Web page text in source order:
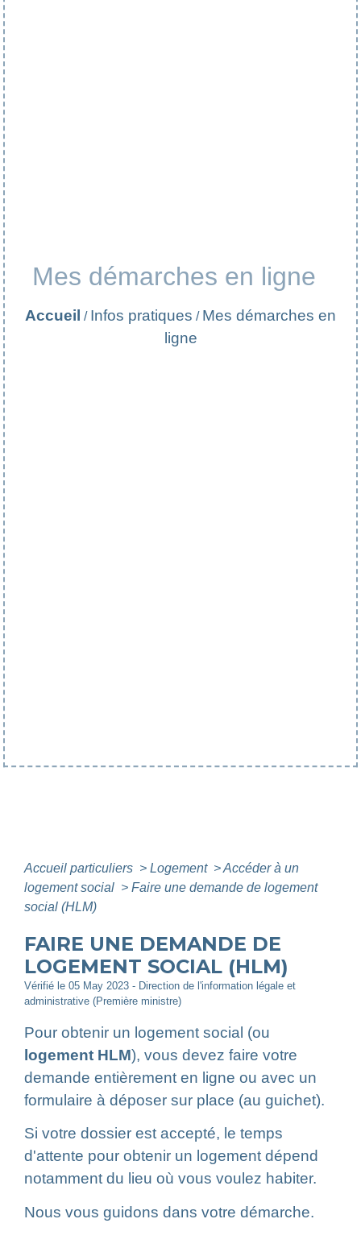
Mes démarches en ligne
Accueil / Infos pratiques / Mes démarches en
ligne
Accueil particuliers > Logement >Accéder à un
logement social > Faire une demande de logement
social (HLM)
FAIRE UNE DEMANDE DE
LOGEMENT SOCIAL (HLM)
Vérifié le 05 May 2023 - Direction de l'information légale et
administrative (Première ministre)
Pour obtenir un logement social (ou
logement HLM), vous devez faire votre
demande entièrement en ligne ou avec un
formulaire à déposer sur place (au guichet).
Si votre dossier est accepté, le temps
d'attente pour obtenir un logement dépend
notamment du lieu où vous voulez habiter.
Nous vous guidons dans votre démarche.